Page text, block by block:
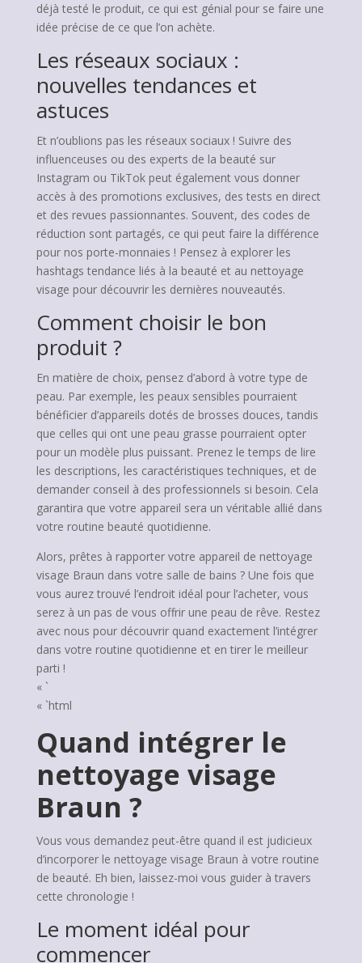
déjà testé le produit, ce qui est génial pour se faire une
idée précise de ce que l’on achète.
Les réseaux sociaux :
nouvelles tendances et
astuces
Et n’oublions pas les réseaux sociaux ! Suivre des
influenceuses ou des experts de la beauté sur
Instagram ou TikTok peut également vous donner
accès à des promotions exclusives, des tests en direct
et des revues passionnantes. Souvent, des codes de
réduction sont partagés, ce qui peut faire la différence
pour nos porte-monnaies ! Pensez à explorer les
hashtags tendance liés à la beauté et au nettoyage
visage pour découvrir les dernières nouveautés.
Comment choisir le bon
produit ?
En matière de choix, pensez d’abord à votre type de
peau. Par exemple, les peaux sensibles pourraient
bénéficier d’appareils dotés de brosses douces, tandis
que celles qui ont une peau grasse pourraient opter
pour un modèle plus puissant. Prenez le temps de lire
les descriptions, les caractéristiques techniques, et de
demander conseil à des professionnels si besoin. Cela
garantira que votre appareil sera un véritable allié dans
votre routine beauté quotidienne.
Alors, prêtes à rapporter votre appareil de nettoyage
visage Braun dans votre salle de bains ? Une fois que
vous aurez trouvé l’endroit idéal pour l’acheter, vous
serez à un pas de vous offrir une peau de rêve. Restez
avec nous pour découvrir quand exactement l’intégrer
dans votre routine quotidienne et en tirer le meilleur
parti !
« `
« `html
Quand intégrer le
nettoyage visage
Braun ?
Vous vous demandez peut-être quand il est judicieux
d’incorporer le nettoyage visage Braun à votre routine
de beauté. Eh bien, laissez-moi vous guider à travers
cette chronologie !
Le moment idéal pour
commencer